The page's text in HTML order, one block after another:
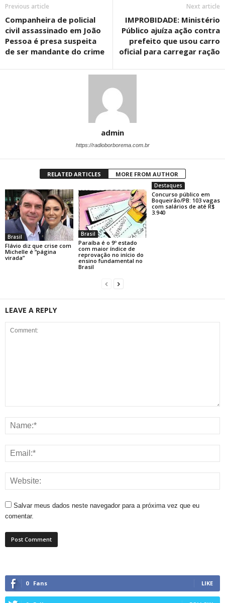
Previous article
Companheira de policial
civil assassinado em João
Pessoa é presa suspeita
de ser mandante do crime
Next article
IMPROBIDADE: Ministério
Público ajuíza ação contra
prefeito que usou carro
oficial para carregar ração
admin
https://radioborborema.com.br
RELATED ARTICLES MORE FROM AUTHOR
Brasil
Flávio diz que crise com
Michelle é “página
virada”
Brasil
Paraíba é o 9º estado
com maior índice de
reprovação no início do
ensino fundamental no
Brasil
Destaques
Concurso público em
Boqueirão/PB: 103 vagas
com salários de até R$
3.940
LEAVE A REPLY
Salvar meus dados neste navegador para a próxima vez que eu
comentar.
0 Fans LIKE